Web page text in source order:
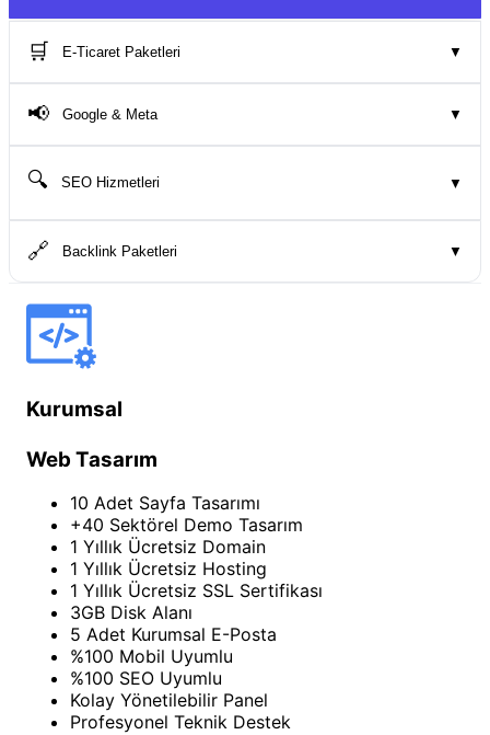
🛒 E-Ticaret Paketleri ▼
📢 Google & Meta ▼
🔍 SEO Hizmetleri ▼
🔗 Backlink Paketleri ▼
Kurumsal
Web Tasarım
10 Adet Sayfa Tasarımı
+40 Sektörel Demo Tasarım
1 Yıllık Ücretsiz Domain
1 Yıllık Ücretsiz Hosting
1 Yıllık Ücretsiz SSL Sertifikası
3GB Disk Alanı
5 Adet Kurumsal E-Posta
%100 Mobil Uyumlu
%100 SEO Uyumlu
Kolay Yönetilebilir Panel
Profesyonel Teknik Destek